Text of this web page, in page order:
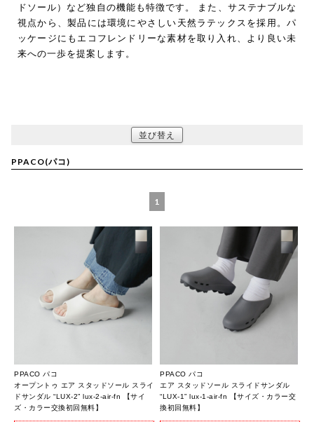
ドソール）など独自の機能も特徴です。 また、サステナブルな
視点から、製品には環境にやさしい天然ラテックスを採用。パ
ッケージにもエコフレンドリーな素材を取り入れ、より良い未
来への一歩を提案します。
並び替え
PPACO(パコ)
1
PPACO パコ
オープントゥ エア スタッドソール スライ
ドサンダル “LUX-2” lux-2-air-fn 【サイ
ズ・カラー交換初回無料】
PPACO パコ
エア スタッドソール スライドサンダル
“LUX-1” lux-1-air-fn 【サイズ・カラー交
換初回無料】